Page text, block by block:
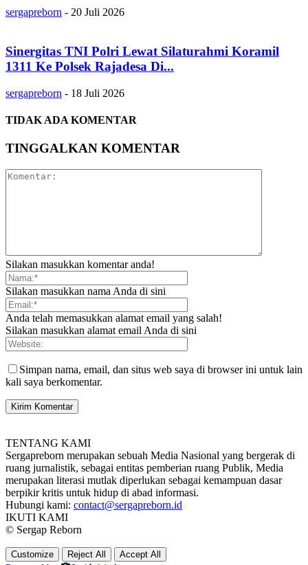
sergapreborn - 20 Juli 2026
Sinergitas TNI Polri Lewat Silaturahmi Koramil
1311 Ke Polsek Rajadesa Di...
sergapreborn - 18 Juli 2026
TIDAK ADA KOMENTAR
TINGGALKAN KOMENTAR
Silakan masukkan komentar anda!
Silakan masukkan nama Anda di sini
Anda telah memasukkan alamat email yang salah!
Silakan masukkan alamat email Anda di sini
Simpan nama, email, dan situs web saya di browser ini untuk lain
kali saya berkomentar.
TENTANG KAMI
Sergapreborn merupakan sebuah Media Nasional yang bergerak di
ruang jurnalistik, sebagai entitas pemberian ruang Publik, Media
merupakan literasi mutlak diperlukan sebagai kemampuan dasar
berpikir kritis untuk hidup di abad informasi.
Hubungi kami: contact@sergapreborn.id
IKUTI KAMI
© Sergap Reborn
Customize Reject All Accept All